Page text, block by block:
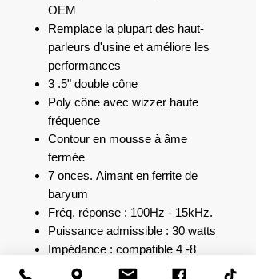
OEM
Remplace la plupart des haut-
parleurs d'usine et améliore les
performances
3 .5" double cône
Poly cône avec wizzer haute
fréquence
Contour en mousse à âme
fermée
7 onces. Aimant en ferrite de
baryum
Fréq. réponse : 100Hz - 15kHz.
Puissance admissible : 30 watts
Impédance : compatible 4 -8
ohms.Caractéristiques:Haut-